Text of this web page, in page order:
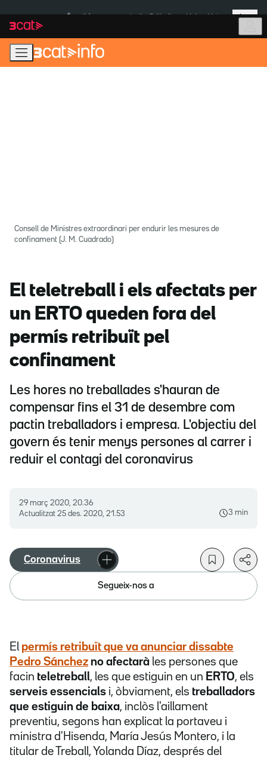
navegació
principal
contingut
Més
Consell de Ministres extraordinari per endurir les mesures de
confinament (J. M. Cuadrado)
El teletreball i els afectats per
un ERTO queden fora del
permís retribuït pel
confinament
Les hores no treballades s'hauran de
compensar fins el 31 de desembre com
pactin treballadors i empresa. L'objectiu del
govern és tenir menys persones al carrer i
reduir el contagi del coronavirus
29 març 2020, 20.36
Actualitzat 25 des. 2020, 21.53 3 min
Coronavirus
Segueix-nos a
El permís retribuït que va anunciar dissabte
Pedro Sánchez no afectarà les persones que
facin teletreball, les que estiguin en un ERTO, els
serveis essencials i, òbviament, els treballadors
que estiguin de baixa, inclòs l'aillament
preventiu, segons han explicat la portaveu i
ministra d'Hisenda, María Jesús Montero, i la
titular de Treball, Yolanda Díaz, després del